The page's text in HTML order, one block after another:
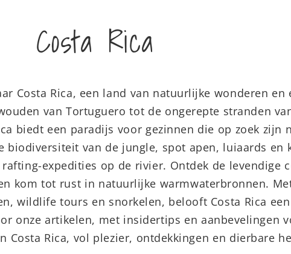
Costa Rica
Costa Rica, een land van natuurlijke wonderen en
van Tortuguero tot de ongerepte stranden
biedt een paradijs voor gezinnen die op zoek zijn
van de jungle, spot apen, luiaards en
expedities op de rivier. Ontdek de levendige
kom tot rust in natuurlijke warmwaterbronnen.
wildlife tours en snorkelen, belooft Costa Rica
onze artikelen, met insidertips en aanbevelingen
Costa Rica, vol plezier, ontdekkingen en dierbare